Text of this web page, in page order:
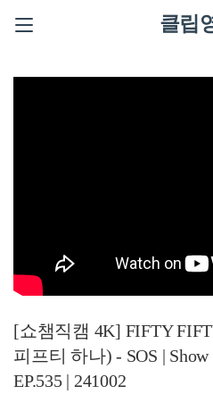
클립
[쇼챔직캠 4K] FIFTY
피프티 하나) - SOS | Show
EP.535 | 241002